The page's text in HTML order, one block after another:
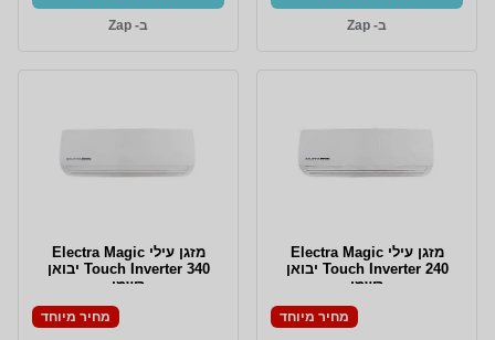
ב- Zap ב- Zap
‏מזגן עילי Electra Magic
Touch Inverter 240 יבואן
רשמי
מחיר מיוחד
מזגן עילי Electra Magic
Touch Inverter 340 ‏יבואן
רשמי
מחיר מיוחד